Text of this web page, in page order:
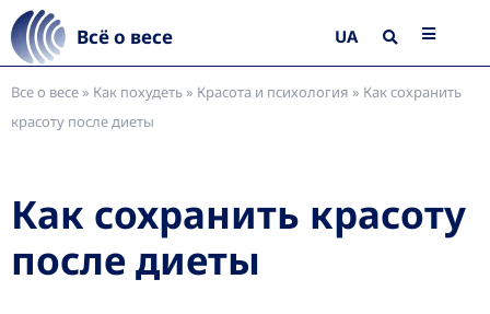
Всё о весе UA
Все о весе» Как похудеть» Красота и психология » Как сохранить
красоту после диеты
Как сохранить красоту
после диеты